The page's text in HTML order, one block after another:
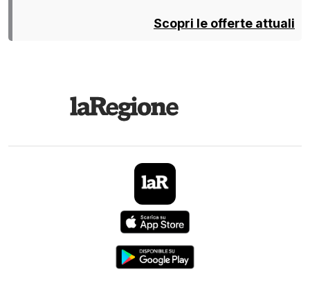
Scopri le offerte attuali